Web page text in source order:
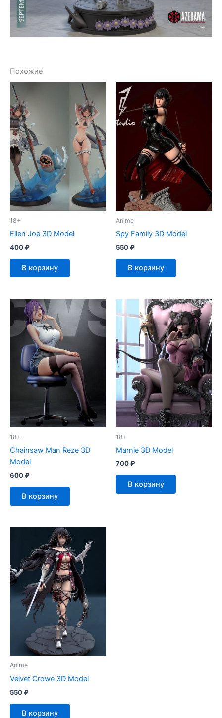
Похожие
18+
Ellen Joe 3D Model
400₽
В корзину
Anime
Spy Family 3D Model
550₽
В корзину
18+
Chainsaw Man Reze 3D
Model
600₽
В корзину
18+
Marnie 3D Model
700₽
В корзину
Anime
Velvet Crowe 3D Model
550₽
В корзину